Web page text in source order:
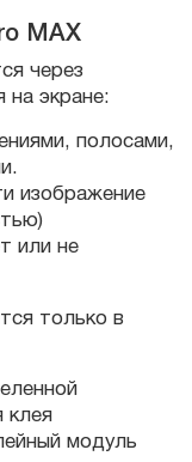
MAX
через
на экране:
полосами,
изображение
или не
только в
клея
модуль